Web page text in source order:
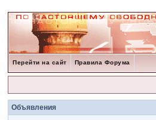
Перейти на сайт Правила Форума
Объявления